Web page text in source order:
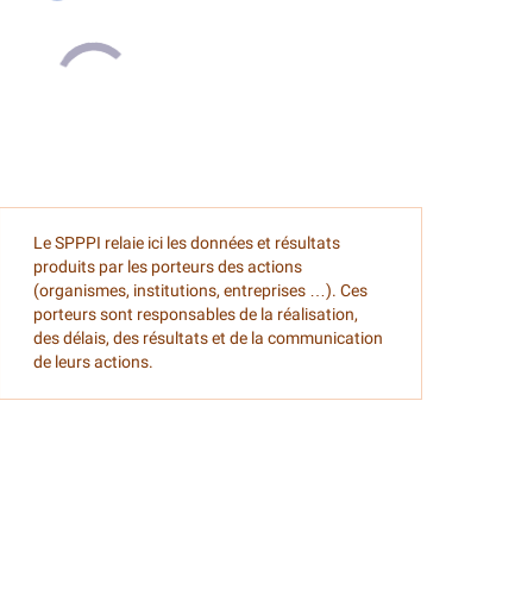
Le SPPPI relaie ici les données et résultats
produits par les porteurs des actions
(organismes, institutions, entreprises …). Ces
porteurs sont responsables de la réalisation,
des délais, des résultats et de la communication
de leurs actions.